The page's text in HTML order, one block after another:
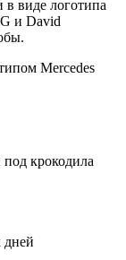
виде логотипа
и David
под крокодила
дней